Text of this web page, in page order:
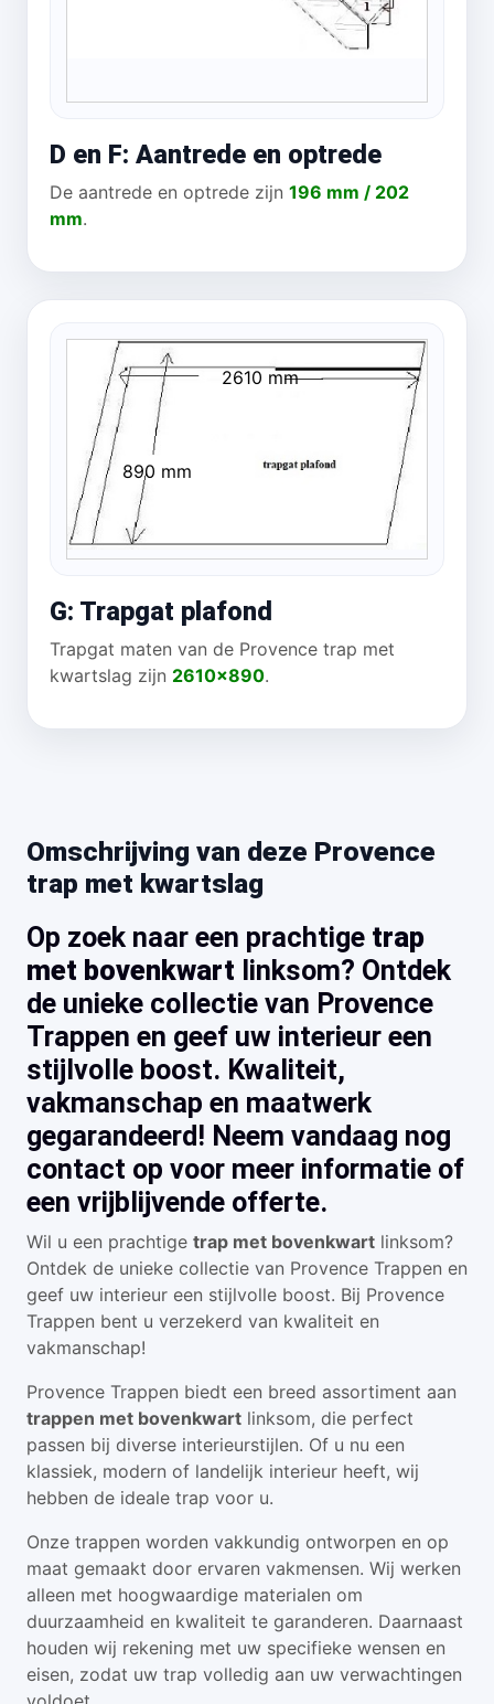
D en F: Aantrede en optrede
De aantrede en optrede zijn 196 mm / 202
mm.
2610 mm
890 mm
G: Trapgat plafond
Trapgat maten van de Provence trap met
kwartslag zijn 2610x890.
Omschrijving van deze Provence
trap met kwartslag
Op zoek naar een prachtige trap
met bovenkwart linksom? Ontdek
de unieke collectie van Provence
Trappen en geef uw interieur een
stijlvolle boost. Kwaliteit,
vakmanschap en maatwerk
gegarandeerd! Neem vandaag nog
contact op voor meer informatie of
een vrijblijvende offerte.
Wil u een prachtige trap met bovenkwart linksom?
Ontdek de unieke collectie van Provence Trappen en
geef uw interieur een stijlvolle boost. Bij Provence
Trappen bent u verzekerd van kwaliteit en
vakmanschap!
Provence Trappen biedt een breed assortiment aan
trappen met bovenkwart linksom, die perfect
passen bij diverse interieurstijlen. Of u nu een
klassiek, modern of landelijk interieur heeft, wij
hebben de ideale trap voor u.
Onze trappen worden vakkundig ontworpen en op
maat gemaakt door ervaren vakmensen. Wij werken
alleen met hoogwaardige materialen om
duurzaamheid en kwaliteit te garanderen. Daarnaast
houden wij rekening met uw specifieke wensen en
eisen, zodat uw trap volledig aan uw verwachtingen